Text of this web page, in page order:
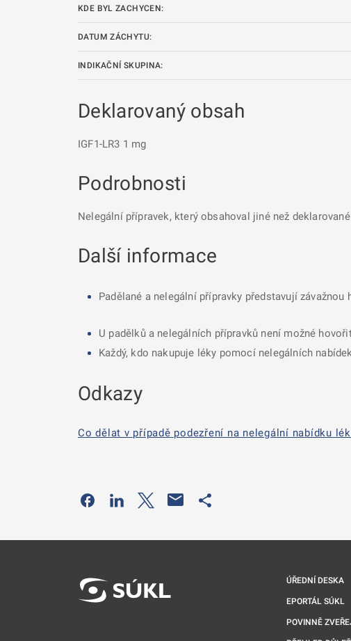
KDE BYL ZACHYCEN:
DATUM ZÁCHYTU:
INDIKAČNÍ SKUPINA:
Deklarovaný obsah
IGF1-LR3 1 mg
Podrobnosti
Nelegální přípravek, který obsahoval jiné než
Další informace
Padělané a nelegální přípravky představují závažnou
U padělků a nelegálních přípravků není možné
Každý, kdo nakupuje léky pomocí nelegálních
Odkazy
Co dělat v případě podezření na nelegální nabídku
Odkaz se otevře na nové kartě
Odkaz se otevře na nové kartě
Odkaz se otevře na nové kartě
ÚŘEDNÍ DESKA
EPORTÁL SÚKL
POVINNĚ